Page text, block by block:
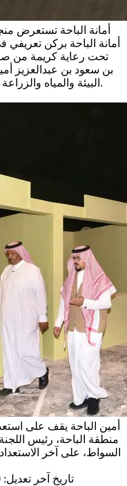
أمانة الباحة تستعرض
تحت رعاية كريمة من
بن سعود بن عبدالعزيز
البيئة والمياه والزراعة بالباحة ضمن فعاليات صيف الباحة 2026.
أمين الباحة يقف على
منطقة الباحة، رئيس
السواط، على آخر
تاريخ آخر تعديل: 09:00 ص - 08/03/2026 بتوقيت السعودية